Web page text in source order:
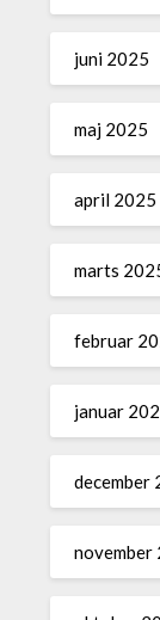
juni 2025
maj 2025
april 2025
marts
februar
januar
december
november